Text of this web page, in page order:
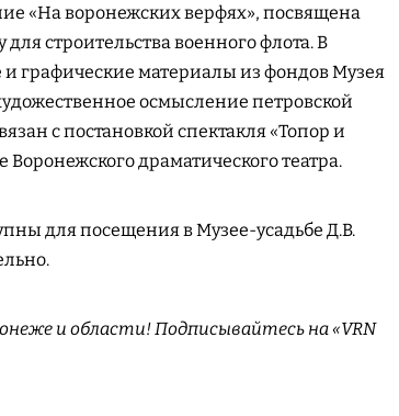
«На воронежских верфях», посвящена
строительства военного флота. В
графические материалы из фондов Музея
осмысление петровской
с постановкой спектакля «Топор и
Воронежского драматического театра.
для посещения в Музее-усадьбе Д.В.
и области! Подписывайтесь на «VRN